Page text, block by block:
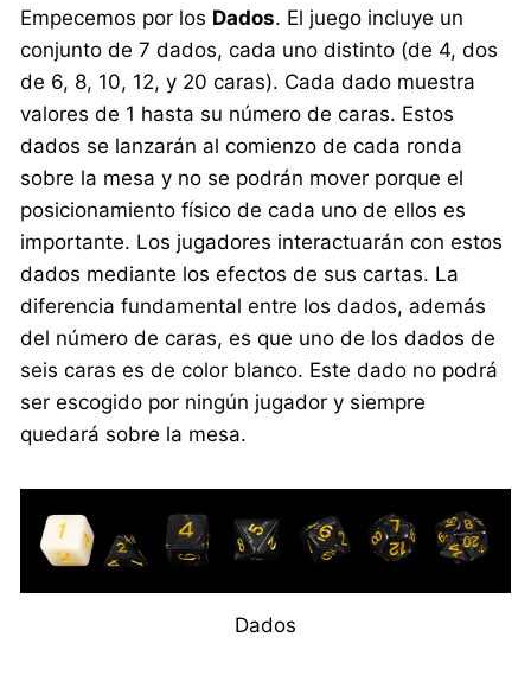
Empecemos por los Dados. El juego incluye un
conjunto de 7 dados, cada uno distinto (de 4, dos
de 6, 8, 10, 12, y 20 caras). Cada dado muestra
valores de 1 hasta su número de caras. Estos
dados se lanzarán al comienzo de cada ronda
sobre la mesa y no se podrán mover porque el
posicionamiento físico de cada uno de ellos es
importante. Los jugadores interactuarán con estos
dados mediante los efectos de sus cartas. La
diferencia fundamental entre los dados, además
del número de caras, es que uno de los dados de
seis caras es de color blanco. Este dado no podrá
ser escogido por ningún jugador y siempre
quedará sobre la mesa.
Dados